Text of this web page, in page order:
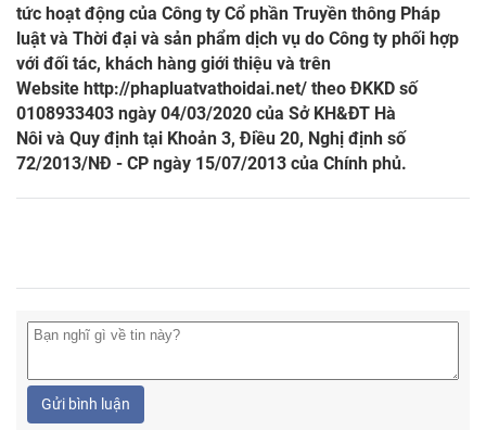
tức hoạt động của Công ty Cổ phần Truyền thông Pháp
luật và Thời đại và sản phẩm dịch vụ do Công ty phối hợp
với đối tác, khách hàng giới thiệu và trên
Website http://phapluatvathoidai.net/ theo ĐKKD số
0108933403 ngày 04/03/2020 của Sở KH&ĐT Hà
Nôi và Quy định tại Khoản 3, Điều 20, Nghị định số
72/2013/NĐ - CP ngày 15/07/2013 của Chính phủ.
Gửi bình luận